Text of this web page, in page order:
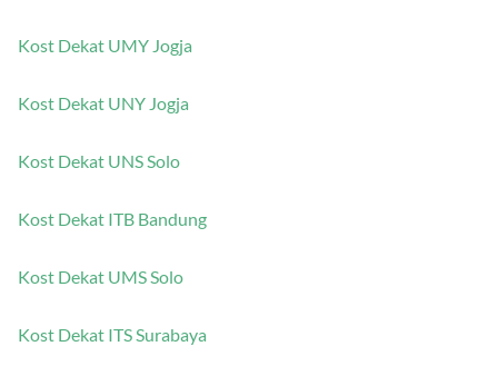
Kost Dekat UMY Jogja
Kost Dekat UNY Jogja
Kost Dekat UNS Solo
Kost Dekat ITB Bandung
Kost Dekat UMS Solo
Kost Dekat ITS Surabaya